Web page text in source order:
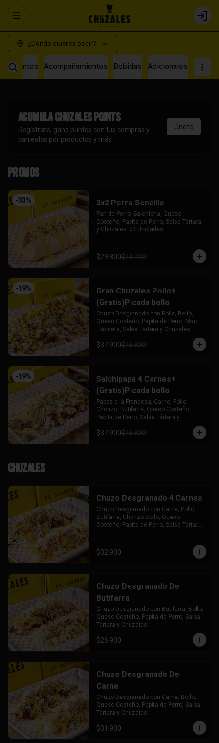
Abrir menu de navegación Login
¿Dónde quieres pedir?
Calientes Acompañamientos Bebidas Adicionales
AcumulaChuzales Points
Regístrate, gana puntos con tus compras y
canjealos por productos y más
Únete
Promos
-33% 3x2 Perro Sencillo
Pan de Perro, Salchicha, Queso
Costeño, Papita de Perro, Salsa Tártara
y Chuzales. x3 Unidades
$29.800$44.700
-19%
Gran Chuzales Pollo+
(Gratis)Picada bollo
Chuzo Desgranado con Pollo, Bollo,
Queso Costeño, Papita de Perro, Maiz,
Tocineta, Salsa Tartara y Chuzales.
Acompañado de una Picada de Bollo
(Gratis)
$37.900$46.800
-19%
Salchipapa 4 Carnes+
(Gratis)Picada bollo
Papas a la Francesa, Carne, Pollo,
Chorizo, Butifarra, Queso Costeño,
Papita de Perro, Salsa Tártara y
Chúzales. Acompañado de una Picada
de Bollo (Gratis)
$37.900$46.800
Chuzales
Chuzo Desgranado 4 Carnes
Chuzo Desgranado con Carne, Pollo,
Butifarra, Chorizo Bollo, Queso
Costeño, Papita de Perro, Salsa Tartara
$32.900
Chuzo Desgranado De
Butifarra
Chuzo Desgranado con Butifarra, Bollo,
Queso Costeño, Papita de Perro, Salsa
Tartara y Chuzales.
$26.900
Chuzo Desgranado De
Carne
Chuzo Desgranado con Carne, Bollo,
Queso Costeño, Papita de Perro, Salsa
Tartara y Chuzales.
$31.900